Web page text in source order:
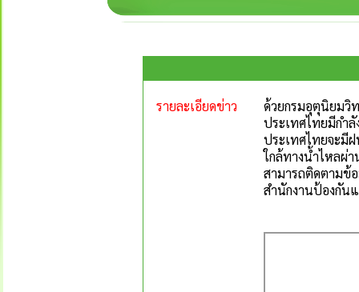
รายละเอียดข่าว
ด้วยกรมอุตุนิยมวิ
ประเทศไทยมีกำ
ประเทศไทยจะมี
ใกล้ทางน้ำไหลผ่
สามารถติดตามข้
สำนักงานป้องกัน